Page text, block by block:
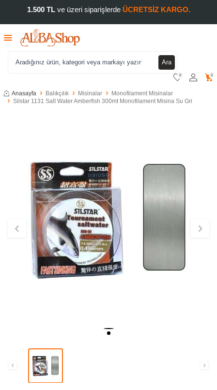
1.500 TLve üzeri siparişlerde ÜCRETSİZ KARGO.
Ara
0 0
Anasayfa Balıkçılık Misinalar
Monofilament Misinalar
Silstar 1131 Salt Water Amberfish 300mt Monofilament Misina Su Gri